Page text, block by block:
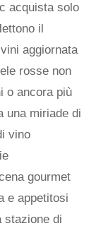
acquista solo
il
aggiornata
rosse non
o ancora più
una miriade di
vino
gourmet
e appetitosi
stazione di